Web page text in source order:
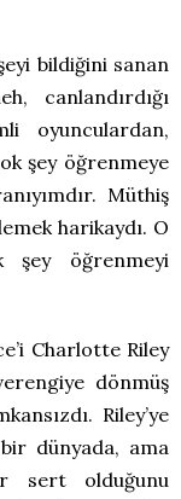
bildiğini sanan
canlandırdığı
oyunculardan,
şey öğrenmeye
Müthiş
harikaydı. O
öğrenmeyi
Charlotte Riley
dönmüş
Riley’ye
dünyada, ama
sert olduğunu